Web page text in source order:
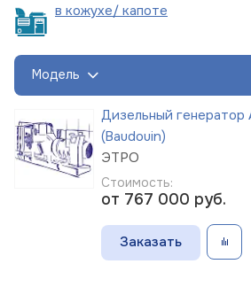
в кожухе/ капоте
Модель
Дизельный
(Baudouin)
ЭТРО
Стоимость:
от 767 000 руб.
Заказать